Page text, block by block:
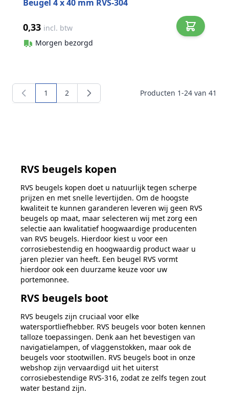
Beugel 4 x 40 mm RVS-304
0,33 incl. btw
Morgen bezorgd
Producten 1-24 van 41
U lees momenteel pagina
1 Pagina
2
RVS beugels kopen
RVS beugels kopen doet u natuurlijk tegen scherpe
prijzen en met snelle levertijden. Om de hoogste
kwaliteit te kunnen garanderen leveren wij geen RVS
beugels op maat, maar selecteren wij met zorg een
selectie aan kwalitatief hoogwaardige producenten
van RVS beugels. Hierdoor kiest u voor een
corrosiebestendig en hoogwaardig product waar u
jaren plezier van heeft. Een beugel RVS vormt
hierdoor ook een duurzame keuze voor uw
portemonnee.
RVS beugels boot
RVS beugels zijn cruciaal voor elke
watersportliefhebber. RVS beugels voor boten kennen
talloze toepassingen. Denk aan het bevestigen van
navigatielampen, of vlaggenstokken, maar ook de
beugels voor stootwillen. RVS beugels boot in onze
webshop zijn vervaardigd uit het uiterst
corrosiebestendige RVS-316, zodat ze zelfs tegen zout
water bestand zijn.